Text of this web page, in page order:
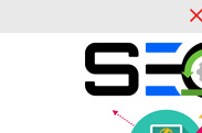
Video Galeri